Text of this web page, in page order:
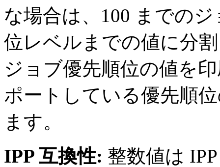
な場合は、100 までの
位レベルまでの値に分
ジョブ優先順位の値を
ポートしている優先順
ます。
IPP 互換性: 整数値は